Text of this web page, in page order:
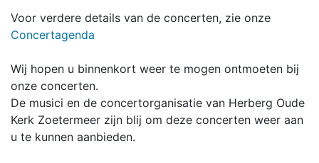
Voor verdere details van de concerten, zie onze
Concertagenda
Wij hopen u binnenkort weer te mogen ontmoeten bij
onze concerten.
De musici en de concertorganisatie van Herberg Oude
Kerk Zoetermeer zijn blij om deze concerten weer aan
u te kunnen aanbieden.